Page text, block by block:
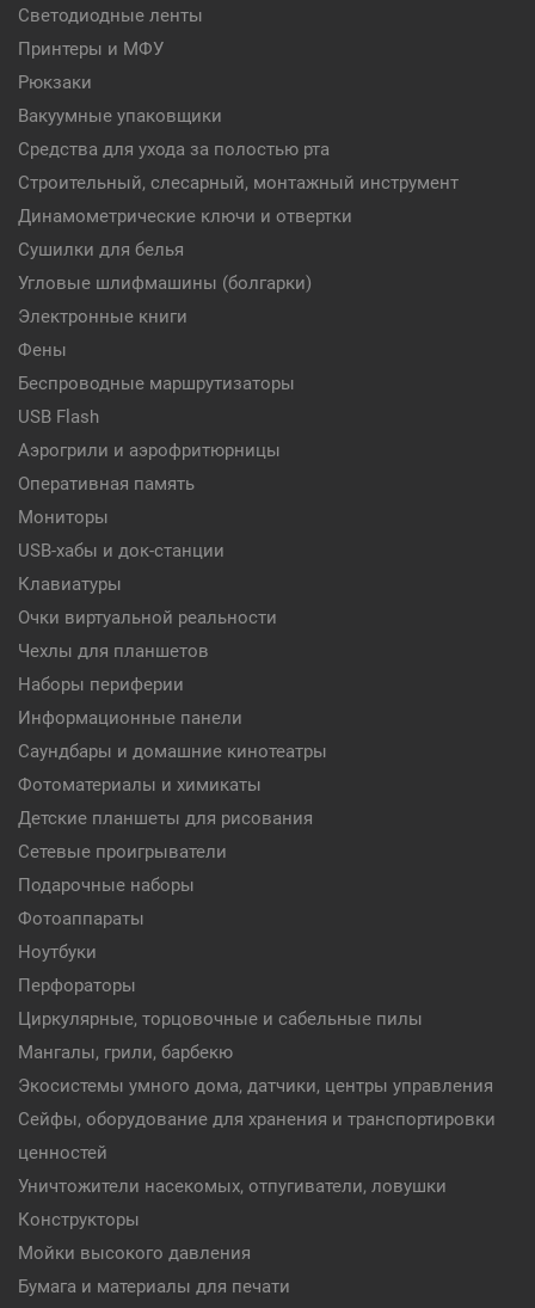
Светодиодные ленты
Принтеры и МФУ
Рюкзаки
Вакуумные упаковщики
Средства для ухода за полостью рта
Строительный, слесарный, монтажный инструмент
Динамометрические ключи и отвертки
Сушилки для белья
Угловые шлифмашины (болгарки)
Электронные книги
Фены
Беспроводные маршрутизаторы
USB Flash
Аэрогрили и аэрофритюрницы
Оперативная память
Мониторы
USB-хабы и док-станции
Клавиатуры
Очки виртуальной реальности
Чехлы для планшетов
Наборы периферии
Информационные панели
Саундбары и домашние кинотеатры
Фотоматериалы и химикаты
Детские планшеты для рисования
Сетевые проигрыватели
Подарочные наборы
Фотоаппараты
Ноутбуки
Перфораторы
Циркулярные, торцовочные и сабельные пилы
Мангалы, грили, барбекю
Экосистемы умного дома, датчики, центры управления
Сейфы, оборудование для хранения и транспортировки
ценностей
Уничтожители насекомых, отпугиватели, ловушки
Конструкторы
Мойки высокого давления
Бумага и материалы для печати